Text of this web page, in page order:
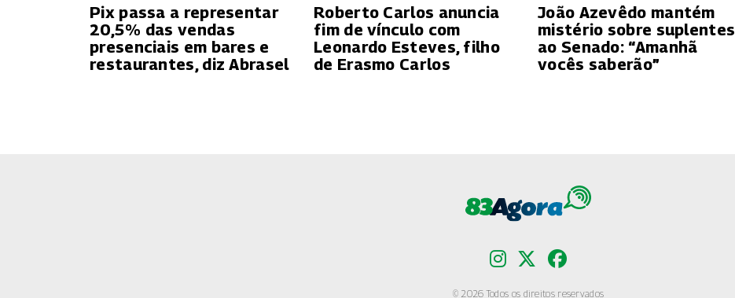
Pix passa a representar
20,5% das vendas
presenciais em bares e
restaurantes, diz Abrasel
Roberto Carlos anuncia
fim de vínculo com
Leonardo Esteves, filho
de Erasmo Carlos
João Azevêdo mantém
mistério sobre suplentes
ao Senado: “Amanhã
vocês saberão”
© 2026 Todos os direitos reservados